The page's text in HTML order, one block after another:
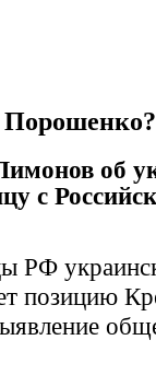
Порошенко?
об
с
РФ
позицию